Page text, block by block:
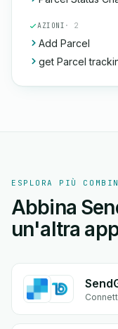
AZIONI · 2
Add Parcel
get Parcel
ESPLORA PIÙ
Abbina
un'altra